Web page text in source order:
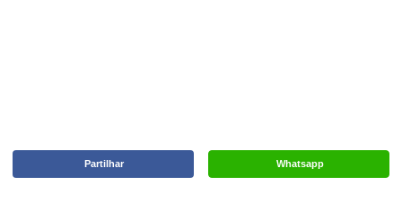
Whatsapp
Partilhar